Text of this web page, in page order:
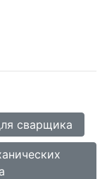
сварщика